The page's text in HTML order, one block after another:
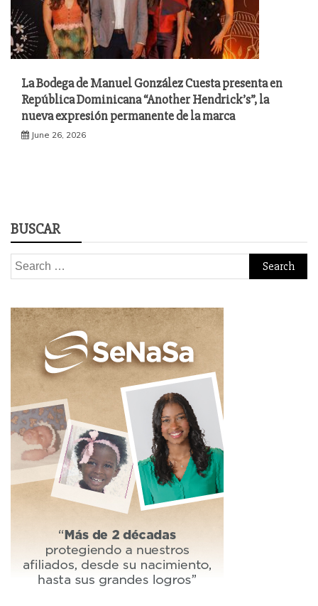
La Bodega de Manuel González Cuesta presenta en
República Dominicana “Another Hendrick’s”, la
nueva expresión permanente de la marca
June 26, 2026
BUSCAR
Search
for: